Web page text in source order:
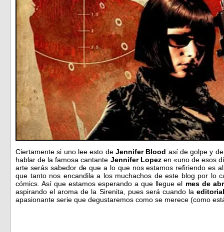
Ciertamente si uno lee esto de Jennifer Blood así de golpe y
hablar de la famosa cantante Jennifer Lopezen «uno de esos
arte serás sabedor de que a lo que nos estamos refiriendo es
que tanto nos encandila a los muchachos de este blog por lo
cómics. Así que estamos esperando a que llegue el mes de
aspirando el aroma de la Sirenita, pues será cuando la
apasionante serie que degustaremos como se merece (como